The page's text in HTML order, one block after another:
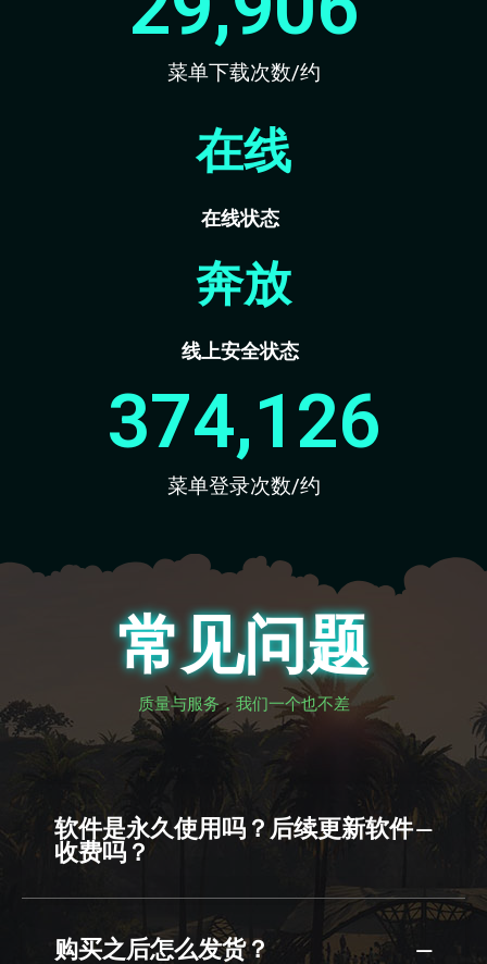
菜单下载次数/约
在线
在线状态
奔放
线上安全状态
374,126
菜单登录次数/约
常见问题
质量与服务，我们一个也不差
软件是永久使用吗？后续更新软件
收费吗？
购买之后怎么发货？